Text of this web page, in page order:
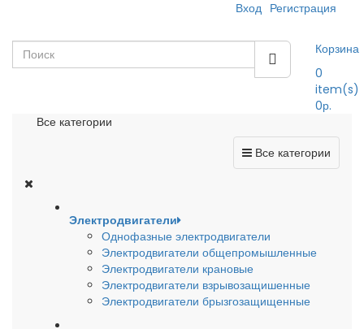
Вход Регистрация
Корзина
0
item(s)
0р.
Все категории
Все категории
Электродвигатели
Однофазные электродвигатели
Электродвигатели общепромышленные
Электродвигатели крановые
Электродвигатели взрывозащишенные
Электродвигатели брызгозащищенные